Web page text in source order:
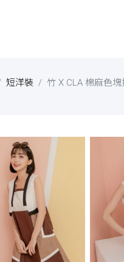
短洋裝 竹 X CLA 棉麻色